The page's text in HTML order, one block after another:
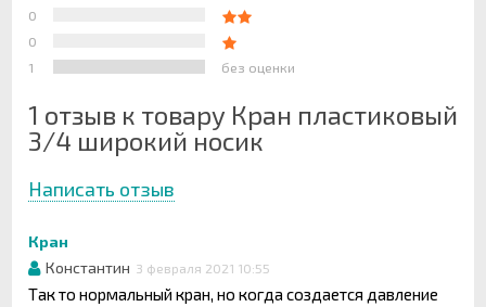
0
0
1
без оценки
1 отзыв к товару Кран пластиковый
3/4 широкий носик
Написать отзыв
Кран
Константин 3 февраля 2021 10:55
Так то нормальный кран, но когда создается давление